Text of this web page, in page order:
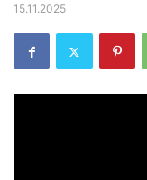
15.11.2025